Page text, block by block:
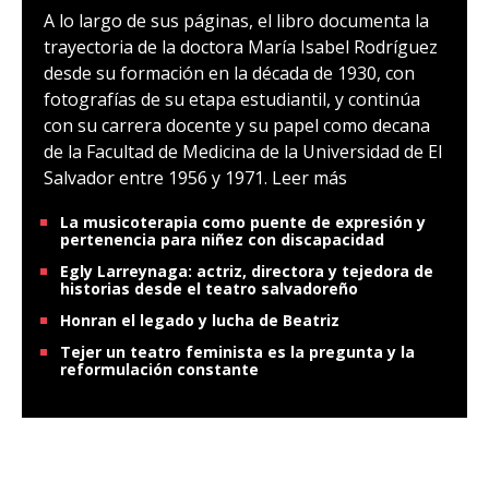
A lo largo de sus páginas, el libro documenta la
trayectoria de la doctora María Isabel Rodríguez
desde su formación en la década de 1930, con
fotografías de su etapa estudiantil, y continúa
con su carrera docente y su papel como decana
de la Facultad de Medicina de la Universidad de El
Salvador entre 1956 y 1971. Leer más
La musicoterapia como puente de expresión y
pertenencia para niñez con discapacidad
Egly Larreynaga: actriz, directora y tejedora de
historias desde el teatro salvadoreño
Honran el legado y lucha de Beatriz
Tejer un teatro feminista es la pregunta y la
reformulación constante